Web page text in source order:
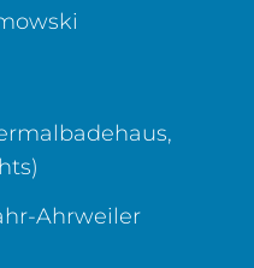
Ahrweiler